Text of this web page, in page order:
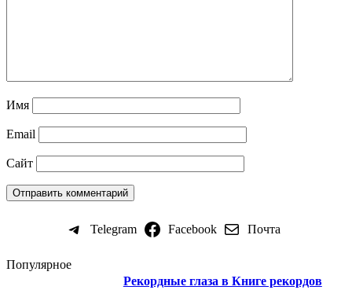
Имя
Email
Сайт
Telegram Facebook Почта
Популярное
Рекордные глаза в Книге рекордов